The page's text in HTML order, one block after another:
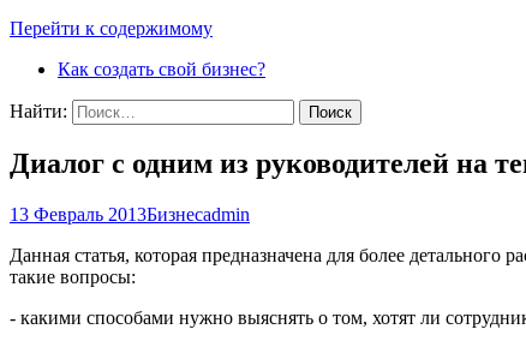
Перейти к содержимому
Как создать свой бизнес?
Найти:
Диалог с одним из руководителей на
13 Февраль 2013Бизнесadmin
Данная статья, которая предназначена для более
такие вопросы:
- какими способами нужно выяснять о том, хотят ли